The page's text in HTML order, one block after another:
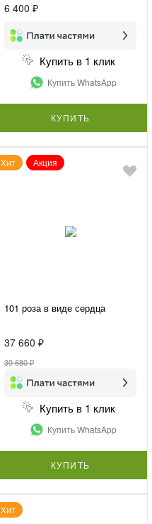
6 400 ₽
Купить в 1 клик
Купить WhatsApp
КУПИТЬ
Хит Акция
101 роза в виде сердца
37 660 ₽
39 680 ₽
Купить в 1 клик
Купить WhatsApp
КУПИТЬ
Хит